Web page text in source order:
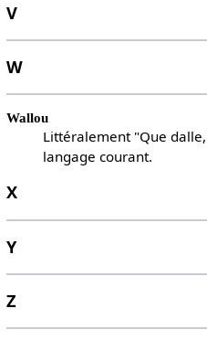
V
W
Wallou
Littéralement "Que
langage courant.
X
Y
Z